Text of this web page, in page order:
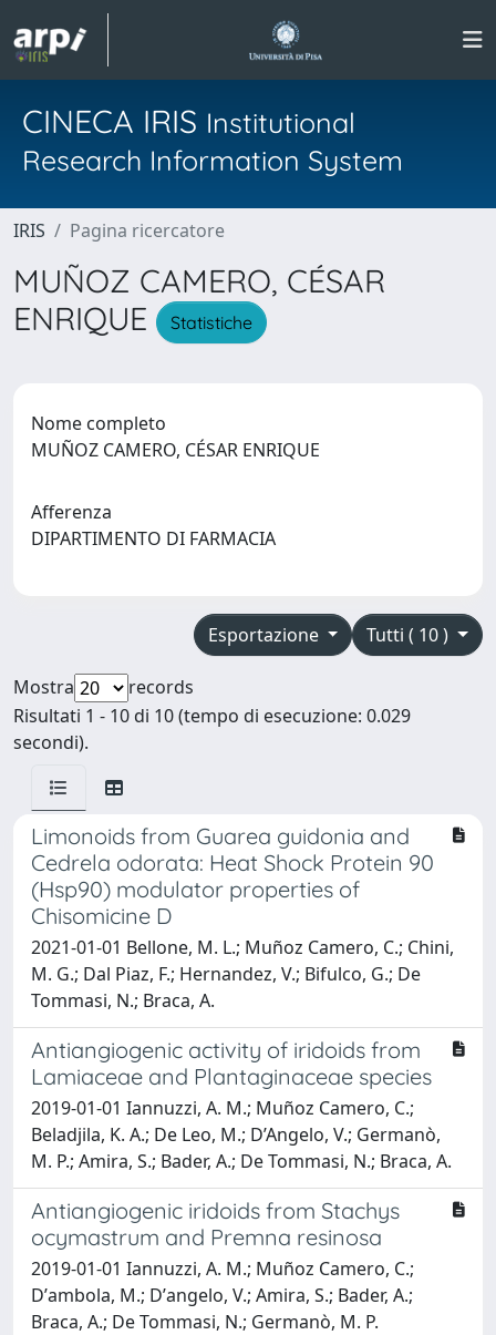
CINECA IRIS Institutional
Research Information System
IRIS Pagina ricercatore
MUÑOZ CAMERO, CÉSAR
ENRIQUE
Statistiche
Nome completo
MUÑOZ CAMERO, CÉSAR ENRIQUE
Afferenza
DIPARTIMENTO DI FARMACIA
Tutti ( 10 )
Esportazione
Mostra
records
Risultati 1 - 10 di 10 (tempo di esecuzione: 0.029
secondi).
Limonoids from Guarea guidonia and
Cedrela odorata: Heat Shock Protein 90
(Hsp90) modulator properties of
Chisomicine D
2021-01-01 Bellone, M. L.; Muñoz Camero, C.; Chini,
M. G.; Dal Piaz, F.; Hernandez, V.; Bifulco, G.; De
Tommasi, N.; Braca, A.
Antiangiogenic activity of iridoids from
Lamiaceae and Plantaginaceae species
2019-01-01 Iannuzzi, A. M.; Muñoz Camero, C.;
Beladjila, K. A.; De Leo, M.; D’Angelo, V.; Germanò,
M. P.; Amira, S.; Bader, A.; De Tommasi, N.; Braca, A.
Antiangiogenic iridoids from Stachys
ocymastrum and Premna resinosa
2019-01-01 Iannuzzi, A. M.; Muñoz Camero, C.;
Dʼambola, M.; Dʼangelo, V.; Amira, S.; Bader, A.;
Braca, A.; De Tommasi, N.; Germanò, M. P.